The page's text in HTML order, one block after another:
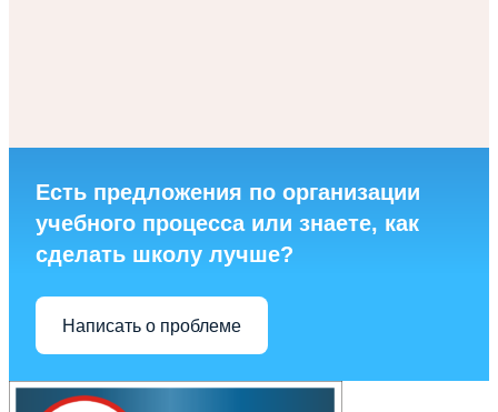
Есть предложения по организации
учебного процесса или знаете, как
сделать школу лучше?
Написать о проблеме